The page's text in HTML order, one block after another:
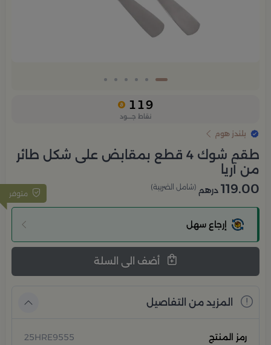
119
نقاط جــــود
بلندز هوم
طقم شوك 4 قطع بمقابض على شكل طائر
من آريا
متوفر 119.00 درهم (شامل الضريبة)
إرجاع سهل
المزيد من التفاصيل
رمز المنتج
25HRE9555